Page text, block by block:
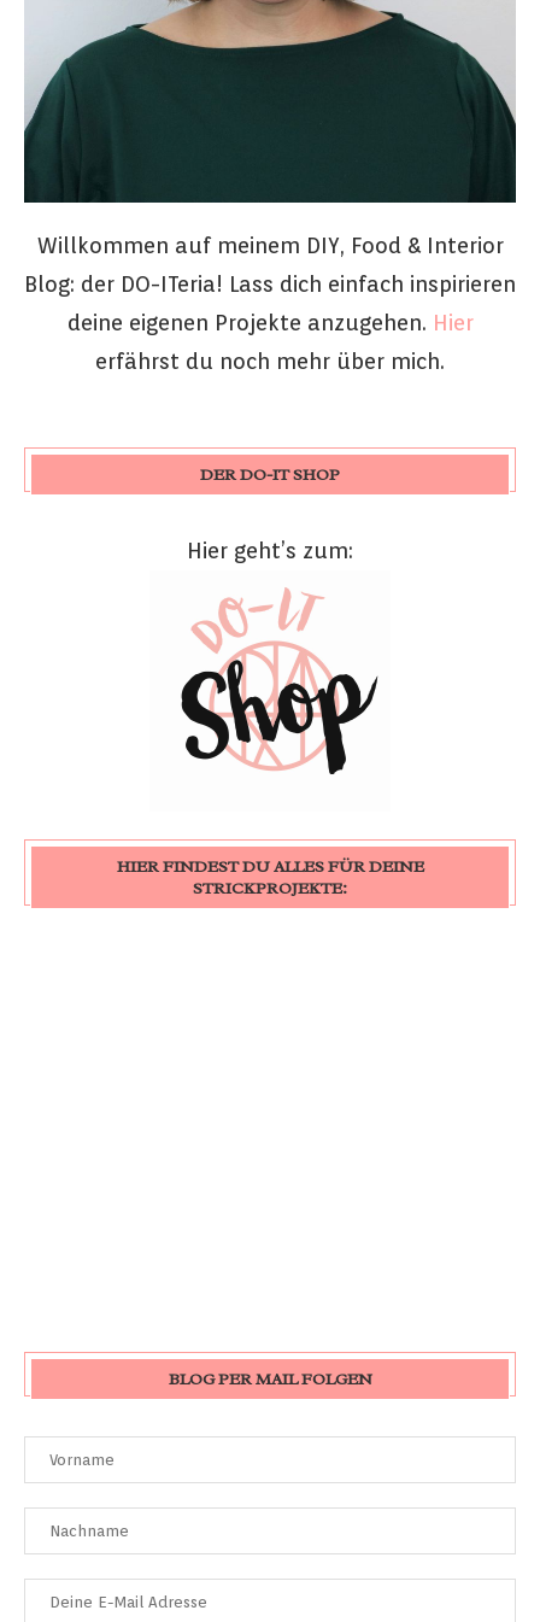
Willkommen auf meinem DIY, Food & Interior
Blog: der DO-ITeria! Lass dich einfach inspirieren
deine eigenen Projekte anzugehen. Hier
erfährst du noch mehr über mich.
DER DO-IT SHOP
Hier geht’s zum:
HIER FINDEST DU ALLES FÜR DEINE
STRICKPROJEKTE:
BLOG PER MAIL FOLGEN